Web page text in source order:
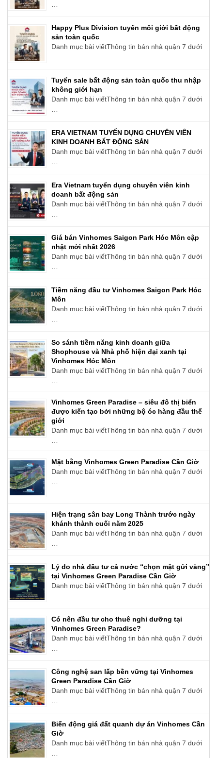
…
Happy Plus Division tuyển môi giới bất động
sản toàn quốc
Danh mục bài viếtThông tin bán nhà quận 7 dưới
…
Tuyển sale bất động sản toàn quốc thu nhập
không giới hạn
Danh mục bài viếtThông tin bán nhà quận 7 dưới
…
ERA VIETNAM TUYỂN DỤNG CHUYÊN VIÊN
KINH DOANH BẤT ĐỘNG SẢN
Danh mục bài viếtThông tin bán nhà quận 7 dưới
…
Era Vietnam tuyển dụng chuyên viên kinh
doanh bất động sản
Danh mục bài viếtThông tin bán nhà quận 7 dưới
…
Giá bán Vinhomes Saigon Park Hóc Môn cập
nhật mới nhất 2026
Danh mục bài viếtThông tin bán nhà quận 7 dưới
…
Tiềm năng đầu tư Vinhomes Saigon Park Hóc
Môn
Danh mục bài viếtThông tin bán nhà quận 7 dưới
…
So sánh tiềm năng kinh doanh giữa
Shophouse và Nhà phố hiện đại xanh tại
Vinhomes Hóc Môn
Danh mục bài viếtThông tin bán nhà quận 7 dưới
…
Vinhomes Green Paradise – siêu đô thị biển
được kiến tạo bởi những bộ óc hàng đầu thế
giới
Danh mục bài viếtThông tin bán nhà quận 7 dưới
…
Mặt bằng Vinhomes Green Paradise Cần Giờ
Danh mục bài viếtThông tin bán nhà quận 7 dưới
…
Hiện trạng sân bay Long Thành trước ngày
khánh thành cuối năm 2025
Danh mục bài viếtThông tin bán nhà quận 7 dưới
…
Lý do nhà đầu tư cả nước “chọn mặt gửi vàng”
tại Vinhomes Green Paradise Cần Giờ
Danh mục bài viếtThông tin bán nhà quận 7 dưới
…
Có nên đầu tư cho thuê nghỉ dưỡng tại
Vinhomes Green Paradise?
Danh mục bài viếtThông tin bán nhà quận 7 dưới
…
Công nghệ san lấp bền vững tại Vinhomes
Green Paradise Cần Giờ
Danh mục bài viếtThông tin bán nhà quận 7 dưới
…
Biến động giá đất quanh dự án Vinhomes Cần
Giờ
Danh mục bài viếtThông tin bán nhà quận 7 dưới
…